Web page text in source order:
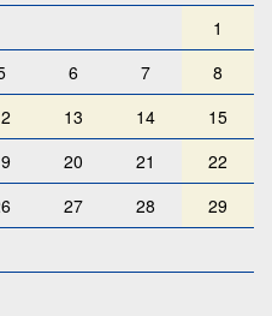
1
6 7
8
13 14
15
20 21
22
27 28
29